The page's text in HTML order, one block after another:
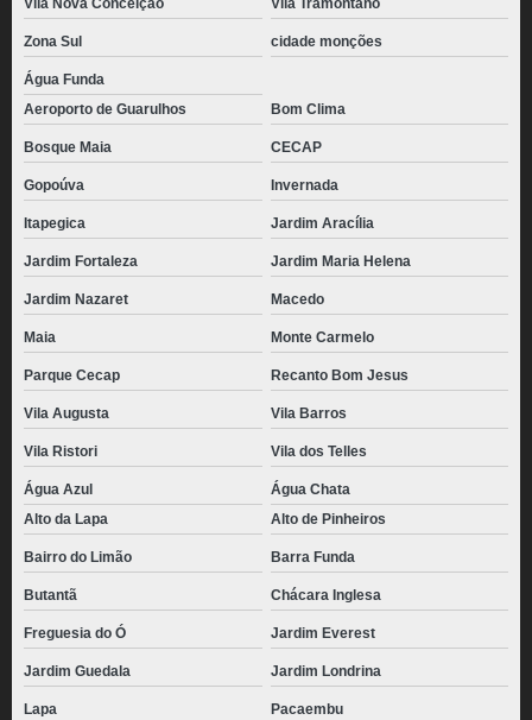
Vila Nova Conceição Vila Tramontano
Zona Sul cidade monções
Água Funda
Aeroporto de Guarulhos
Bom Clima
Bosque Maia CECAP
Gopoúva Invernada
Itapegica Jardim Aracília
Jardim Fortaleza Jardim Maria Helena
Jardim Nazaret Macedo
Maia Monte Carmelo
Parque Cecap Recanto Bom Jesus
Vila Augusta Vila Barros
Vila Ristori Vila dos Telles
Água Azul
Água Chata
Alto da Lapa
Alto de Pinheiros
Bairro do Limão Barra Funda
Butantã Chácara Inglesa
Freguesia do Ó Jardim Everest
Jardim Guedala Jardim Londrina
Lapa Pacaembu